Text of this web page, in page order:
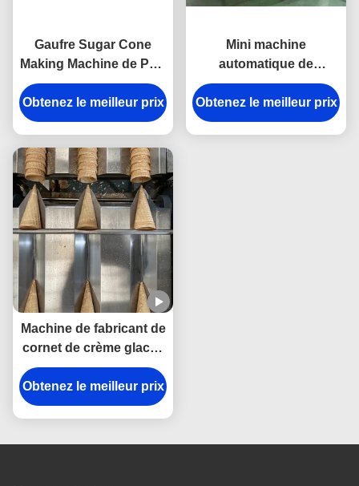
Gaufre Sugar Cone
Making Machine de PLC
5000pcs/h 120mm
Obtenez le meilleur prix
Mini machine
automatique de
fabrication de cônes de
sucre pour le
remplissage de
Obtenez le meilleur prix
Machine de fabricant de
cornet de crème glacée
d'OIN 3.37kw avec le
contrôle de PLC
Obtenez le meilleur prix